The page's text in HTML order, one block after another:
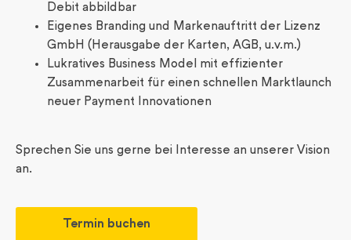
Debit abbildbar
Eigenes Branding und Markenauftritt der Lizenz
GmbH (Herausgabe der Karten, AGB, u.v.m.)
Lukratives Business Model mit effizienter
Zusammenarbeit für einen schnellen Marktlaunch
neuer Payment Innovationen
Sprechen Sie uns gerne bei Interesse an unserer Vision
an.
Termin buchen